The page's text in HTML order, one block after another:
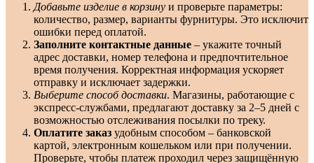
Добавьте изделие в корзину и проверьте параметры:
количество, размер, варианты фурнитуры. Это исключит
ошибки перед оплатой.
Заполните контактные данные – укажите точный
адрес доставки, номер телефона и предпочтительное
время получения. Корректная информация ускоряет
отправку и исключает задержки.
Выберите способ доставки. Магазины, работающие с
экспресс-службами, предлагают доставку за 2–5 дней с
возможностью отслеживания посылки по треку.
Оплатите заказ удобным способом – банковской
картой, электронным кошельком или при получении.
Проверьте, чтобы платеж проходил через защищённую